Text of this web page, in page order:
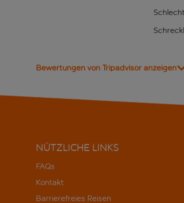
Schlecht
Bewertungen von Tripadvisor anzeigen
NÜTZLICHE LINKS
FAQs
Kontakt
Barrierefreies Reisen